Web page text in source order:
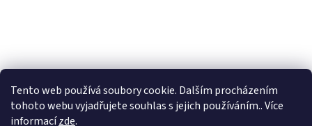
Tento web používá soubory cookie. Dalším procházením
tohoto webu vyjadřujete souhlas s jejich používáním.. Více
informacízde.